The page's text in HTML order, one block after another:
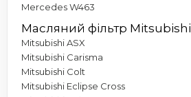
Mercedes W463
Масляний фільтр Mitsubishi
Mitsubishi ASX
Mitsubishi Carisma
Mitsubishi Colt
Mitsubishi Eclipse Cross